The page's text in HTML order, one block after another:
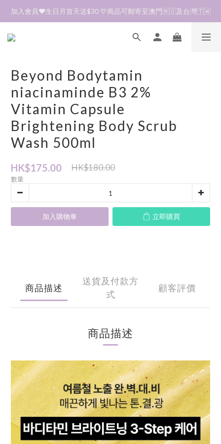
加入會員❤️生日月首天送$30 💛商品可郵寄至澳門🇲🇴及台灣🇹🇼
加入會員❤️生日月首天送$30 💛商品可郵寄至澳門🇲🇴及台灣🇹🇼
到貨資訊🛎️商品均由韓國直送到香港🇭🇰落單後約7～14天收貨
加入會員❤️生日月首天送$30 💛商品可郵寄至澳門🇲🇴及台灣🇹🇼
Beyond Bodytamin
niacinaminde B3 2%
Vitamin Capsule
Brightening Body Scrub
Wash 500ml
HK$175.00 HK$180.00
數量
加入購物車 立即購買
商品描述
送貨及付款方
式
顧客評價
商品描述